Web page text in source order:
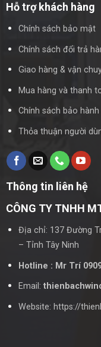
Hỗ trợ khách hàng
Chính sách bảo mật
Chính sách đổi trả
Giao hàng & vận
Mua hàng và thanh
Chính sách bảo
Thỏa thuận người
Thông tin liên hệ
CÔNG TY TNHH
Địa chỉ: 137 Đường
– Tỉnh Tây Ninh
Hotline : Mr Trí
Email:
Website: https://